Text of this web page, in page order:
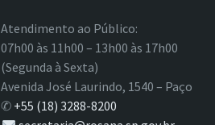
Atendimento ao Público:
07h00 às 11h00 – 13h00 às 17h00
(Segunda à Sexta)
Avenida José Laurindo, 1540 – Paço
✆ +55 (18) 3288-8200